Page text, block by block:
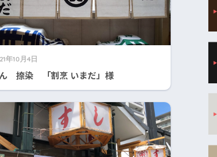
年10月4日
捺染 「割烹 いまだ」様